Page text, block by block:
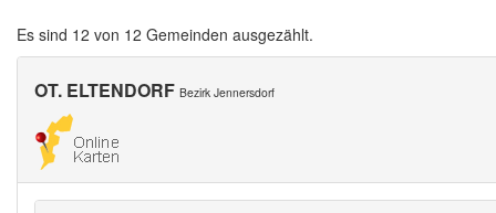
Es sind 12 von 12 Gemeinden ausgezählt.
OT. ELTENDORF Bezirk Jennersdorf